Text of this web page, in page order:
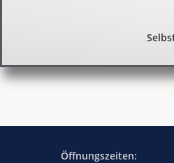
Öffnungszeiten: